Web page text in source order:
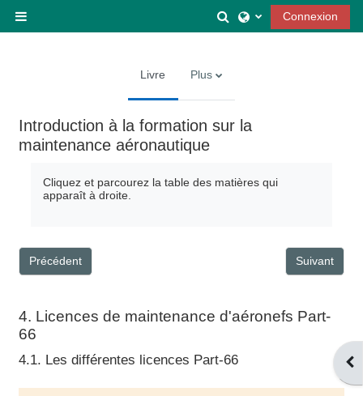
Activer/désactiver
Connexion
Livre Plus
Introduction à la formation sur la
maintenance aéronautique
Cliquez et parcourez la table des matières qui
apparaît à droite.
Précédent Suivant
4. Licences de maintenance d'aéronefs Part-
66
4.1. Les différentes licences Part-66